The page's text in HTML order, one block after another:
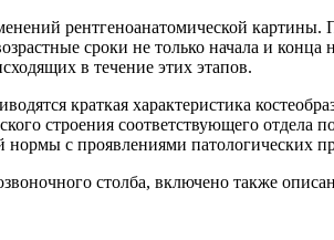
рентгеноанатомической
сроки не только начала и
в течение этих этапов.
краткая характеристика
строения соответствующего
с проявлениями патологических
столба, включено также